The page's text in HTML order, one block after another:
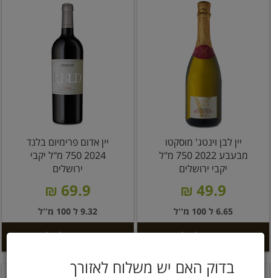
בדוק האם יש משלוח לאזורך
יין לבן וינטג' מוסקטו
מבעבע 2022 750 מ"ל
יקבי ירושלים
49.9 ₪
6.65 ל 100 מ''ל
הוספה לסל +
יין אדום פרימיום בלנד
2024 750 מ"ל יקבי
ירושלים
69.9 ₪
9.32 ל 100 מ''ל
הוספה לסל +